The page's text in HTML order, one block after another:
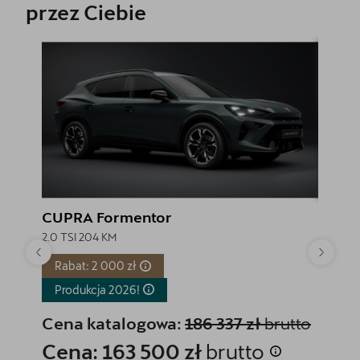
przez Ciebie
CUPRA Formentor
2.0 TSI 204 KM
Rabat: 2 000 zł
Produkcja 2026!
Cena katalogowa: 186 337 złbrutto
Cena: 163 500 zł brutto